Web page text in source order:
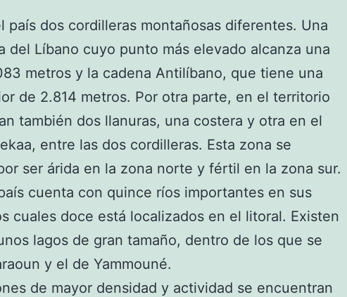
país dos cordilleras montañosas diferentes. Una
del Líbano cuyo punto más elevado alcanza una
metros y la cadena Antilíbano, que tiene una
de 2.814 metros. Por otra parte, en el territorio
también dos llanuras, una costera y otra en el
entre las dos cordilleras. Esta zona se
ser árida en la zona norte y fértil en la zona sur.
cuenta con quince ríos importantes en sus
cuales doce está localizados en el litoral. Existen
lagos de gran tamaño, dentro de los que se
y el de Yammouné.
de mayor densidad y actividad se encuentran